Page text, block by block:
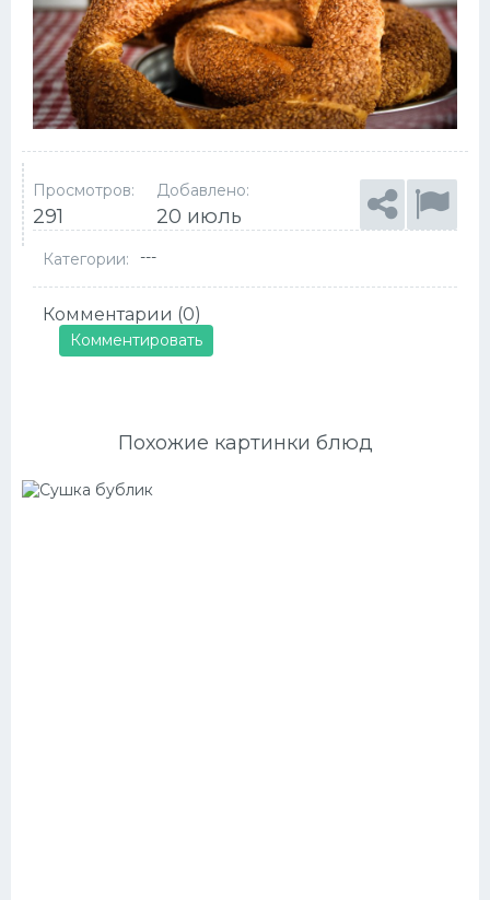
Просмотров:
291
Добавлено:
20 июль
Категории: ---
Комментарии (0)
Комментировать
Похожие картинки блюд